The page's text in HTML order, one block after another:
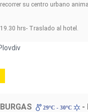
recorrer su centro urbano
19.30 hrs- Traslado al hotel.
BURGAS 29ºC - 30ºC -